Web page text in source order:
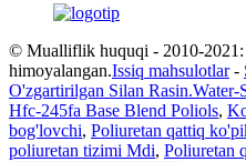
© Mualliflik huquqi - 2010-2021:
himoyalangan.Issiq mahsulotlar-
O'zgartirilgan Silan Rasin.Water-
Hfc-245fa Base Blend Poliols,
bog'lovchi, Poliuretan qattiq
poliuretan tizimi Mdi, Poliuretan